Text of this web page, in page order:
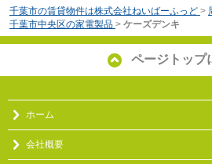
千葉市の賃貸物件は株式会社ねいばーふっど >
千葉市中央区の家電製品 > ケーズデンキ
ページトップ
ホーム
会社概要